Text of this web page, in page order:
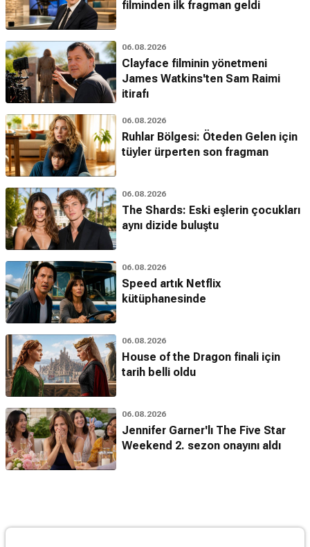
filminden ilk fragman geldi
06.08.2026
Clayface filminin yönetmeni
James Watkins'ten Sam Raimi
itirafı
06.08.2026
Ruhlar Bölgesi: Öteden Gelen için
tüyler ürperten son fragman
06.08.2026
The Shards: Eski eşlerin çocukları
aynı dizide buluştu
06.08.2026
Speed artık Netflix
kütüphanesinde
06.08.2026
House of the Dragon finali için
tarih belli oldu
06.08.2026
Jennifer Garner'lı The Five Star
Weekend 2. sezon onayını aldı